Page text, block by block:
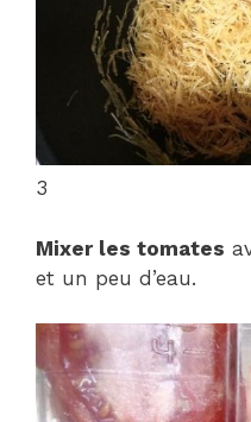
3
Mixer les tomates
et un peu d’eau.